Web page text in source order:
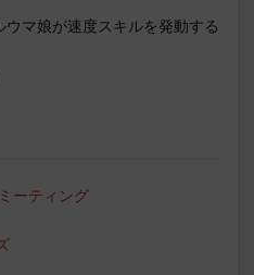
マ娘が速度スキルを発動する
ーティング